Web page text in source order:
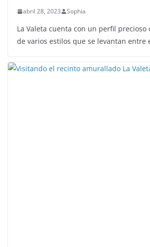
abril 28, 2023 Sophia
La Valeta cuenta con un perfil precioso
de varios estilos que se levantan entre